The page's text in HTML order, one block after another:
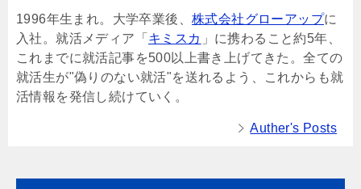
1996年生まれ。大学卒業後、 株式会社グローアップに
入社。就活メディア「 キミスカ 」に携わること約5年、
これまでに就活記事を500以上書き上げてきた。全ての
就活生が"偽りのない就活"を送れるよう、これからも就
活情報を発信し続けていく。
Auther's Posts